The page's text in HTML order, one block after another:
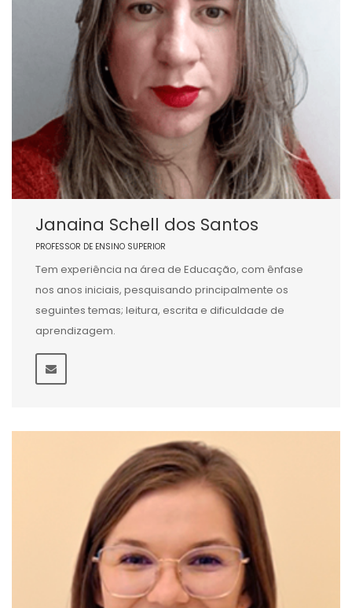
Janaina Schell dos Santos
PROFESSOR DE ENSINO SUPERIOR
Tem experiência na área de Educação, com ênfase
nos anos iniciais, pesquisando principalmente os
seguintes temas; leitura, escrita e dificuldade de
aprendizagem.